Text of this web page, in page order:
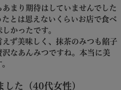
まり期待はしていませんでした
とは思えないくらいお店で食べ
かったです。
ず美味しく、抹茶のみつも餡子
なあんみつですね。本当に美
した（40代女性）